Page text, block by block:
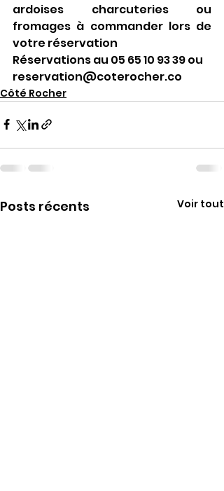
ardoises charcuteries ou
fromages à commander lors de
votre réservation
Réservations au 05 65 10 93 39 ou
reservation@coterocher.co
Côté Rocher
Posts récents Voir tout